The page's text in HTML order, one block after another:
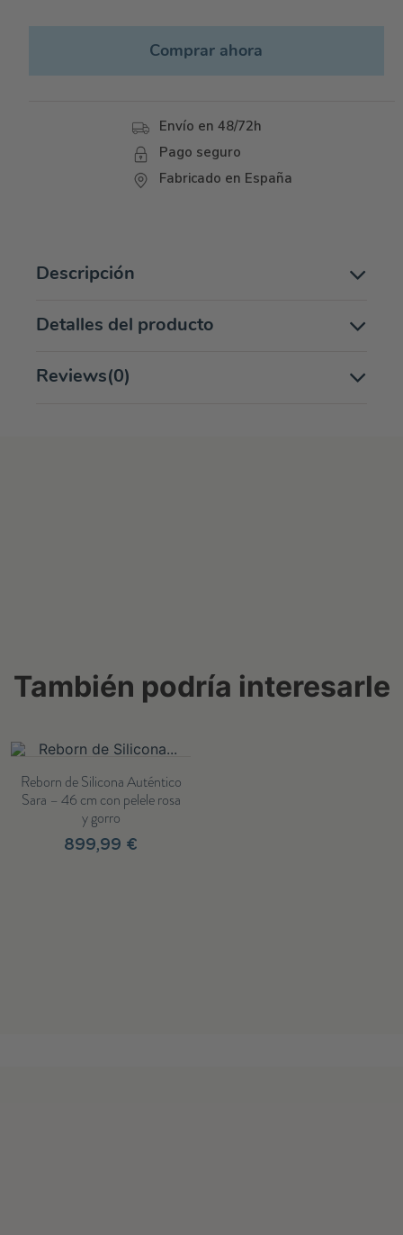
Comprar ahora
Envío en 48/72h
Pago seguro
Fabricado en España
Descripción
Detalles del producto
Reviews(0)
También podría interesarle
Reborn de Silicona Auténtico
Sara – 46 cm con pelele rosa
y gorro
899,99 €